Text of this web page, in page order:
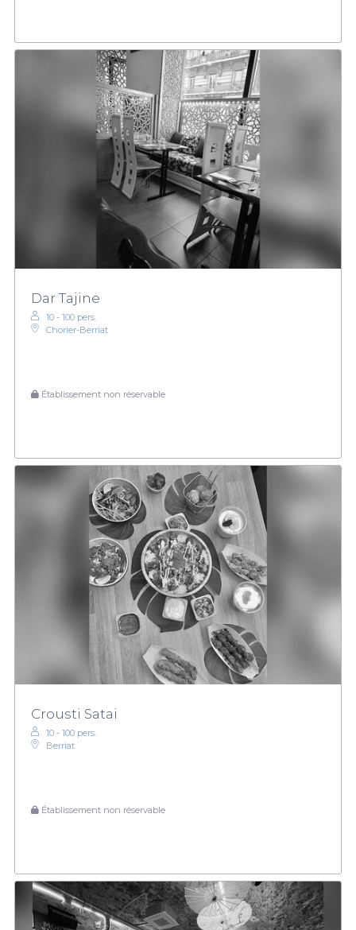
Dar Tajine
10 - 100 pers.
Chorier-Berriat
Établissement non réservable
Crousti Satai
10 - 100 pers.
Berriat
Établissement non réservable